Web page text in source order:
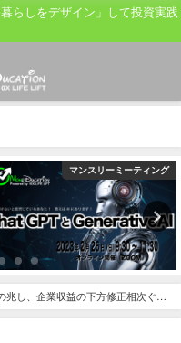
らしをデザイン」して投資実践
マンスリーミーティング
兆し、企業収益の下方修正相次ぐ中